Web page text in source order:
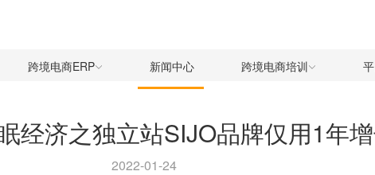
跨境电商ERP 新闻中心 跨境电商培训
经济之独立站SIJO品牌仅用1年
2022-01-24